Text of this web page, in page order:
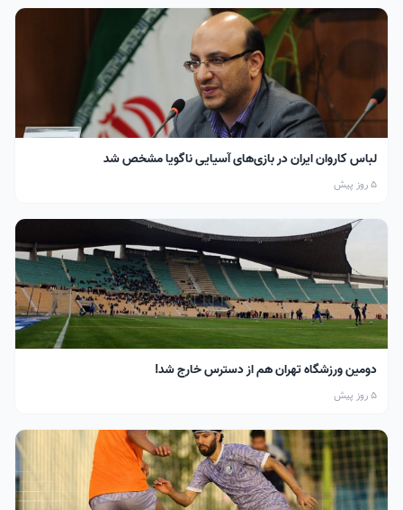
لباس کاروان ایران در بازی‌های آسیایی ناگویا مشخص شد
5 روز پیش
دومین ورزشگاه تهران هم از دسترس خارج شد!
5 روز پیش